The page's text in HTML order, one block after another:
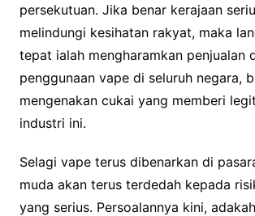
persekutuan. Jika benar kerajaan
melindungi kesihatan rakyat, maka
tepat ialah mengharamkan penjualan
penggunaan vape di seluruh negara,
mengenakan cukai yang memberi
industri ini.
Selagi vape terus dibenarkan di
muda akan terus terdedah kepada
yang serius. Persoalannya kini,